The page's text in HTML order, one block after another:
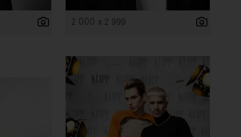
2 000 x 2 999